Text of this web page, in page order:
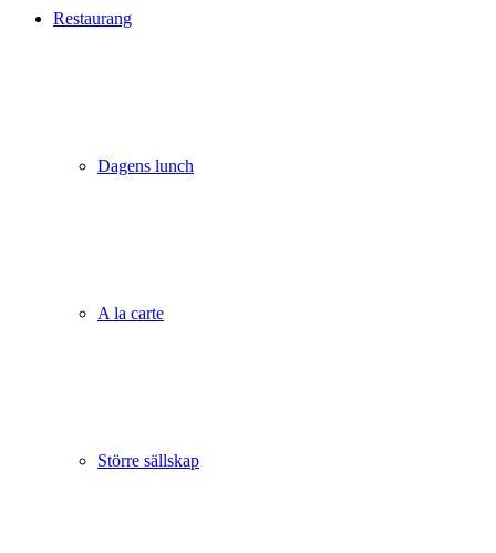
Restaurang
Dagens lunch
A la carte
Större sällskap